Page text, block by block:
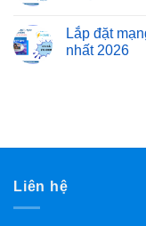
Lắp đặt
nhất 2026
Liên hệ